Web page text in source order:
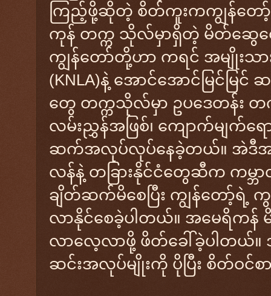
ကြည့်ဖို့ဆိုတဲ့ စိတ်ကူးကကျွန်တေ
ကုန် တက္က သိုလ်မှာရှိတဲ့ မိတ်ဆွ
ကျွန်တော်တို့ဟာ ကရင် အမျိုးသာ
(KNLA)နဲ့ အောင်အောင်မြင်မ
တွေ တက္ကသိုလ်မှာ ဥပဒေတန်း တ
လမ်းညွှန်အဖြစ်၊ ကျောက်မျက်ရ
ဆက်အလုပ်လုပ်နေခဲ့တယ်။ အဲဒီအလု
လန်နဲ့ တခြားနိုင်ငံတွေဆီက ကမ္ဘ
ချိတ်ဆက်မိစေပြီး ကျွန်တော့်ရဲ့
လာနိုင်စေခဲ့ပါတယ်။ အမေရိ
လာလေ့လာဖို့ ဖိတ်ခေါ်ခဲ့ပါတယ်။
ဆင်းအလုပ်မျိုးကို ပိုပြီး စိတ်ဝင်စာ